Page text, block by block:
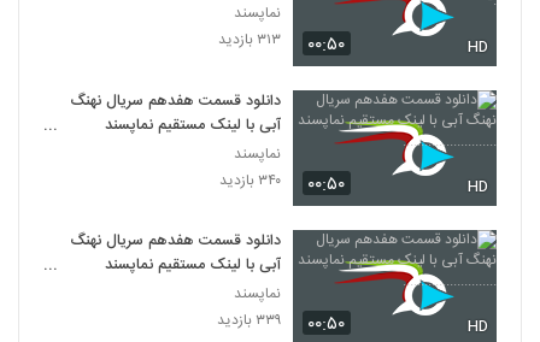
۰۰:۵۰ HD
نماپسند
۳۱۳ بازدید
۰۰:۵۰ HD
دانلود قسمت هفدهم سریال نهنگ
آبی با لینک مستقیم نماپسند
..........................
نماپسند
۳۴۰ بازدید
۰۰:۵۰ HD
دانلود قسمت هفدهم سریال نهنگ
آبی با لینک مستقیم نماپسند
..........................
نماپسند
۳۳۹ بازدید